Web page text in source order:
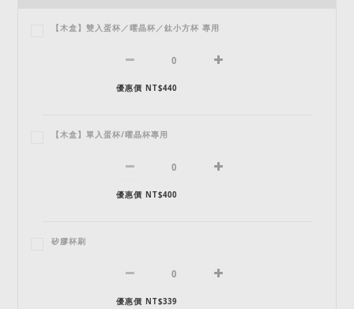
【木盒】雙入蛋杯／曜晶杯／鈦小方杯 專用
優惠價 NT$440
【木盒】單入蛋杯/曜晶杯專用
優惠價 NT$400
矽膠杯刷
優惠價 NT$339